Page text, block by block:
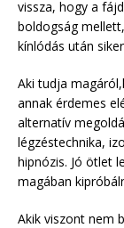
vissza, hogy a
boldogság
kínlódás után
Aki tudja
annak érdemes
alternatív
légzéstechnika,
hipnózis. Jó ötlet
magában
Akik viszont nem